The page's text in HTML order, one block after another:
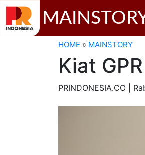
HOME » MAINSTORY
Kiat
PRINDONESIA.CO |